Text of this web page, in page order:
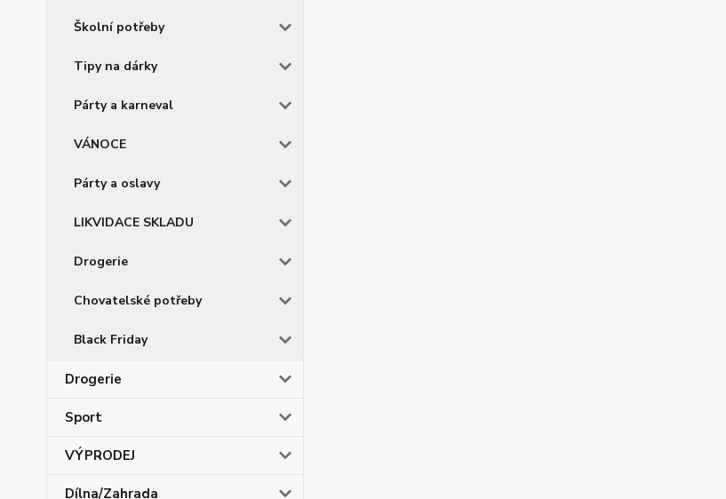
Školní potřeby
Tipy na dárky
Párty a karneval
VÁNOCE
Párty a oslavy
LIKVIDACE SKLADU
Drogerie
Chovatelské potřeby
Black Friday
Drogerie
Sport
VÝPRODEJ
Dílna/Zahrada